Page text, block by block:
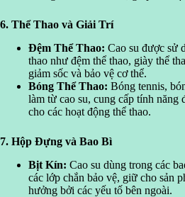
6. Thể Thao và Giải Trí
Đệm Thể Thao: Cao su được sử
thao như đệm thể thao, giày thể
giảm sốc và bảo vệ cơ thể.
Bóng Thể Thao: Bóng tennis,
làm từ cao su, cung cấp tính năng
cho các hoạt động thể thao.
7. Hộp Đựng và Bao Bì
Bịt Kín: Cao su dùng trong các
các lớp chắn bảo vệ, giữ cho sản
hưởng bởi các yếu tố bên ngoài.